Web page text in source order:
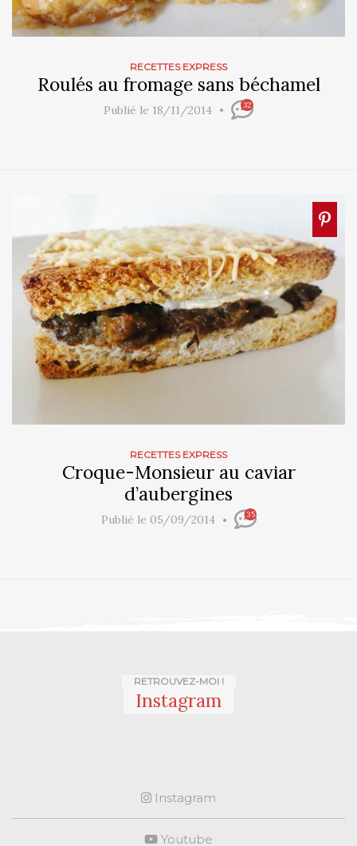
RECETTES EXPRESS
Roulés au fromage sans béchamel
Publié le 18/11/2014 32
RECETTES EXPRESS
Croque-Monsieur au caviar
d’aubergines
Publié le 05/09/2014 35
RETROUVEZ-MOI !
Instagram
Instagram
Youtube